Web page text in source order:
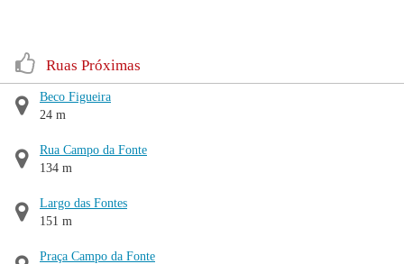
Ruas Próximas
Beco Figueira
24 m
Rua Campo da Fonte
134 m
Largo das Fontes
151 m
Praça Campo da Fonte